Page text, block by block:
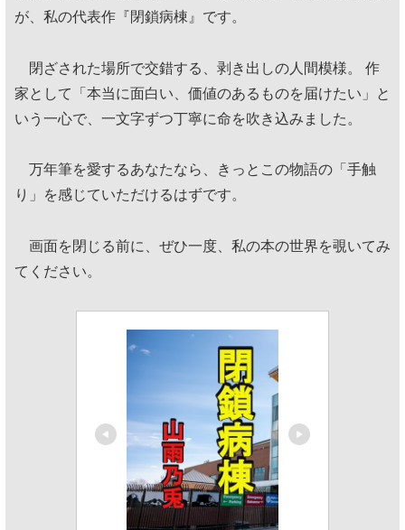
が、私の代表作『閉鎖病棟』です。
閉ざされた場所で交錯する、剥き出しの人間模様。 作
家として「本当に面白い、価値のあるものを届けたい」と
いう一心で、一文字ずつ丁寧に命を吹き込みました。
万年筆を愛するあなたなら、きっとこの物語の「手触
り」を感じていただけるはずです。
画面を閉じる前に、ぜひ一度、私の本の世界を覗いてみ
てください。